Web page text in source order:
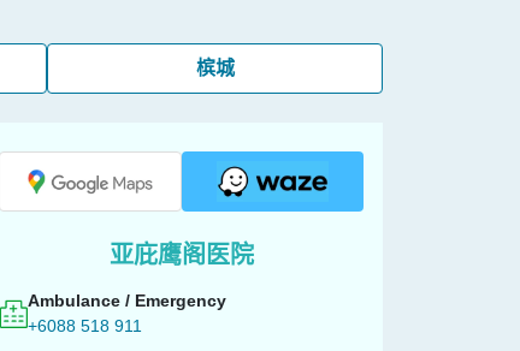
槟城
亚庇鹰阁医院
Ambulance / Emergency
+6088 518 911